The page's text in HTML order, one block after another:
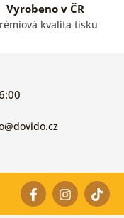
Vyrobeno v ČR
kvalita tisku